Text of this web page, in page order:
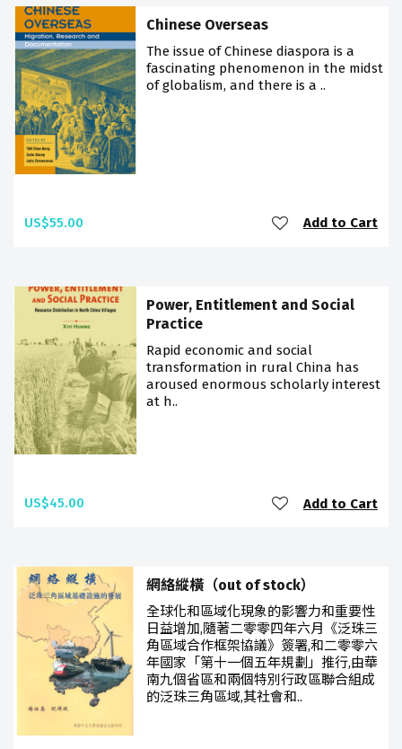
Chinese Overseas
The issue of Chinese diaspora is a
fascinating phenomenon in the midst
of globalism, and there is a ..
US$55.00 Add to Cart
Power, Entitlement and Social
Practice
Rapid economic and social
transformation in rural China has
aroused enormous scholarly interest
at h..
US$45.00 Add to Cart
網絡縱橫（out of stock）
全球化和區域化現象的影響力和重要性
日益增加,隨著二零零四年六月《泛珠三
角區域合作框架協議》簽署,和二零零六
年國家「第十一個五年規劃」推行,由華
南九個省區和兩個特別行政區聯合組成
的泛珠三角區域,其社會和..